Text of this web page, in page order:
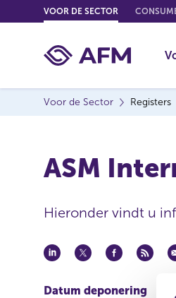
o
o
VOOR DE SECTOR
Voor de Sector Registers
ASM
Hieronder vindt u
Datum deponering